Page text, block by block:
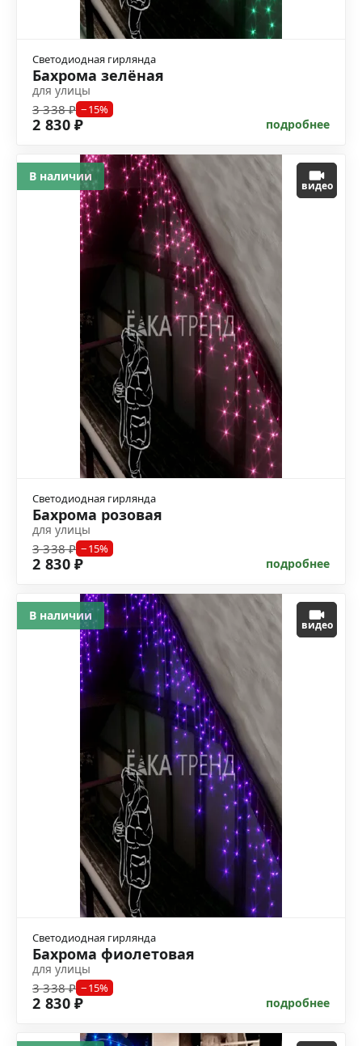
Светодиодная гирлянда
Бахрома зелёная
для улицы
3 338 ₽ −15%
2 830 ₽ подробнее
видео
Светодиодная гирлянда
Бахрома розовая
для улицы
3 338 ₽ −15%
2 830 ₽ подробнее
В наличии
видео
Светодиодная гирлянда
Бахрома фиолетовая
для улицы
3 338 ₽ −15%
2 830 ₽ подробнее
В наличии